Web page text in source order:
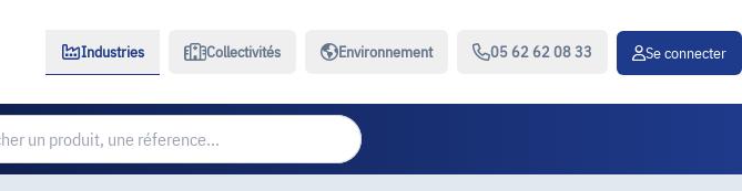
Industries Collectivités Environnement 05 62 62 08 33 Se connecter